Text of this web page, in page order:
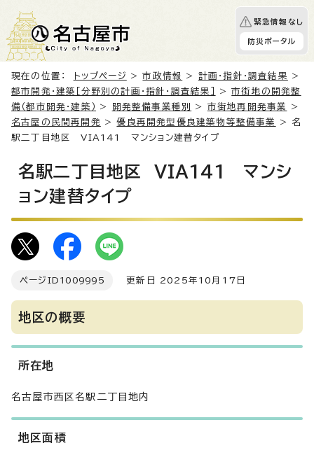
緊急情報なし
防災ポータル
現在の位置： トップページ >市政情報 > 計画・指針・調査結果
>
都市開発・建築［分野別の計画・指針・調査結果］
>市街地の開発整
備（都市開発・建築）
> 開発整備事業種別 > 市街地再開発事業
>
名古屋の民間再開発
>優良再開発型優良建築物等整備事業
> 名
駅二丁目地区 VIA141 マンション建替タイプ
名駅二丁目地区 VIA141 マンシ
ョン建替タイプ
ページID 1009995 更新日 2025年10月17日
地区の概要
所在地
名古屋市西区名駅二丁目地内
地区面積